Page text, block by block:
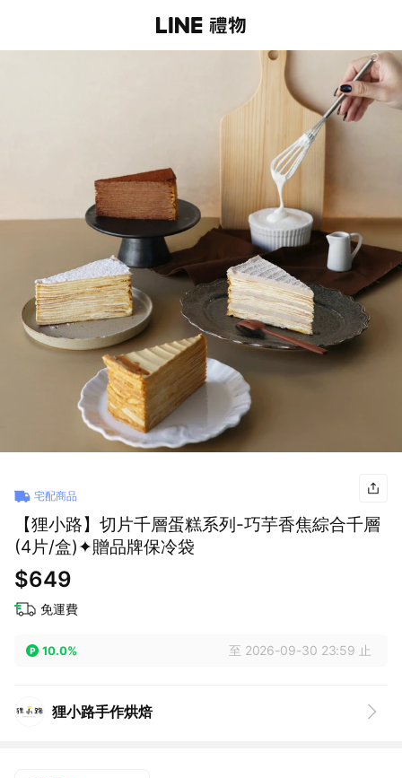
宅配商品
【狸小路】切片千層蛋糕系列-巧芋香焦綜合千層
(4片/盒)✦贈品牌保冷袋
$649
免運費
10.0% 至 2026-09-30 23:59 止
狸小路手作烘焙